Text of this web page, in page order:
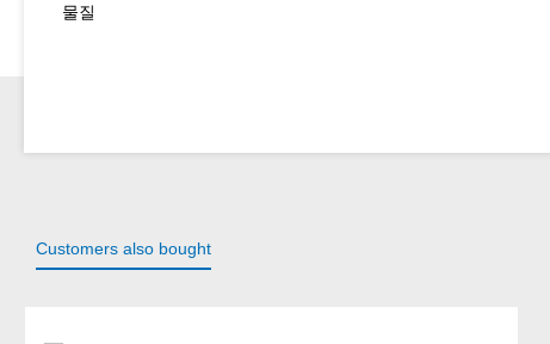
물질
Customers also bought